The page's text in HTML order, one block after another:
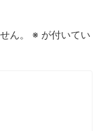
ん。 ※ が付いてい